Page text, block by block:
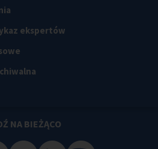
ekspertów
NA BIEŻĄCO